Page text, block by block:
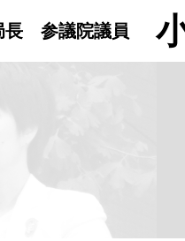
長 参議院議員